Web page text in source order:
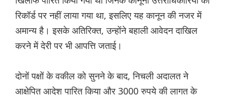
रिकॉर्ड पर नहीं लाया गया था, इसलिए यह कानून की नजर में
अमान्य है। इसके अतिरिक्त, उन्होंने बहाली आवेदन दाखिल
करने में देरी पर भी आपत्ति जताई।
दोनों पक्षों के वकील को सुनने के बाद, निचली अदालत ने
आक्षेपित आदेश पारित किया और 3000 रुपये की लागत के